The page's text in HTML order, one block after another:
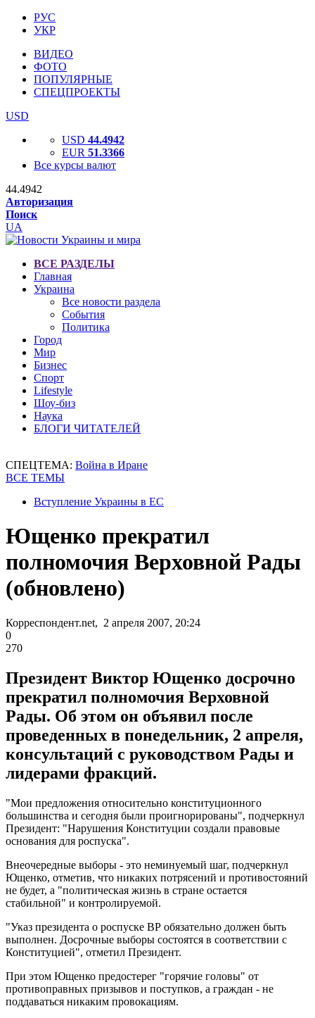
РУС
УКР
ВИДЕО
ФОТО
ПОПУЛЯРНЫЕ
СПЕЦПРОЕКТЫ
USD
USD 44.4942
EUR 51.3366
Все курсы валют
44.4942
Авторизация
Поиск
UA
ВСЕ РАЗДЕЛЫ
Главная
Украина
Все новости раздела
События
Политика
Город
Мир
Бизнес
Спорт
Lifestyle
Шоу-биз
Наука
БЛОГИ ЧИТАТЕЛЕЙ
СПЕЦТЕМА: Война в Иране
ВСЕ ТЕМЫ
Вступление Украины в ЕС
Ющенко прекратил
полномочия Верховной Рады
(обновлено)
Корреспондент.net, 2 апреля 2007, 20:24
0
270
Президент Виктор Ющенко досрочно
прекратил полномочия Верховной
Рады. Об этом он объявил после
проведенных в понедельник, 2 апреля,
консультаций с руководством Рады и
лидерами фракций.
"Мои предложения относительно конституционного
большинства и сегодня были проигнорированы", подчеркнул
Президент: "Нарушения Конституции создали правовые
основания для роспуска".
Внеочередные выборы - это неминуемый шаг, подчеркнул
Ющенко, отметив, что никаких потрясений и противостояний
не будет, а "политическая жизнь в стране остается
стабильной" и контролируемой.
"Указ президента о роспуске ВР обязательно должен быть
выполнен. Досрочные выборы состоятся в соответствии с
Конституцией", отметил Президент.
При этом Ющенко предостерег "горячие головы" от
противоправных призывов и поступков, а граждан - не
поддаваться никаким провокациям.